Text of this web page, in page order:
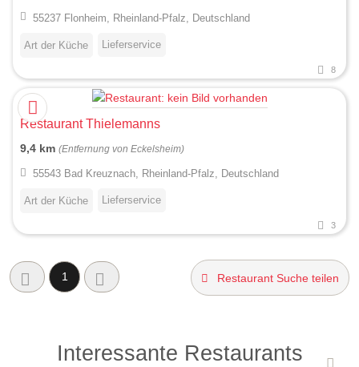
55237 Flonheim, Rheinland-Pfalz, Deutschland
Art der Küche Lieferservice
8
Restaurant Thielemanns
9,4 km (Entfernung von Eckelsheim)
55543 Bad Kreuznach, Rheinland-Pfalz, Deutschland
Art der Küche Lieferservice
3
1 Restaurant Suche teilen
Interessante Restaurants